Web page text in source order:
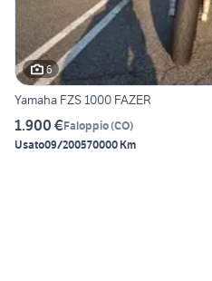
6
Yamaha FZS 1000 FAZER
1.900 €Faloppio(CO)
Usato09/200570000 Km